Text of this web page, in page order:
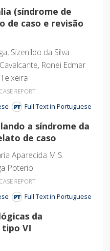
(síndrome de
de caso e revisão
Sizenildo da Silva
Ronei Edmar
REPORT
Full Text in Portuguese
a síndrome da
de caso
Aparecida M.S.
Poterio
REPORT
Full Text in Portuguese
da
tipo VI